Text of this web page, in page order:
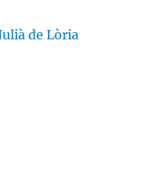
de Lòria